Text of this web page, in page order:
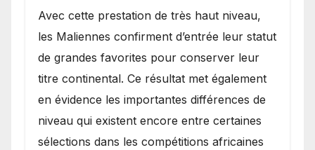
Avec cette prestation de très haut niveau,
les Maliennes confirment d’entrée leur statut
de grandes favorites pour conserver leur
titre continental. Ce résultat met également
en évidence les importantes différences de
niveau qui existent encore entre certaines
sélections dans les compétitions africaines